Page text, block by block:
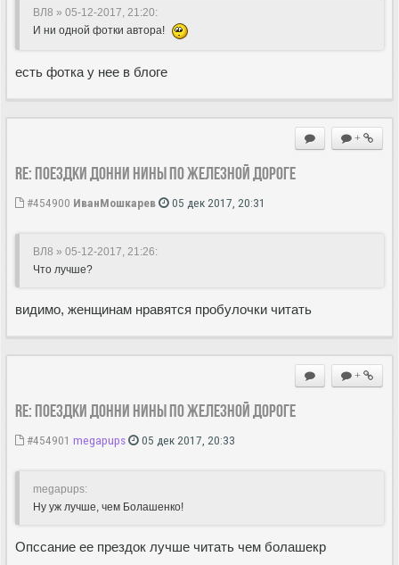
ВЛ8 » 05-12-2017, 21:20:
И ни одной фотки автора!
есть фотка у нее в блоге
+
Re: Поездки Донни Нины по железной дороге
#454900 ИванМошкарев 05 дек 2017, 20:31
ВЛ8 » 05-12-2017, 21:26:
Что лучше?
видимо, женщинам нравятся пробулочки читать
+
Re: Поездки Донни Нины по железной дороге
#454901 megapups 05 дек 2017, 20:33
megapups:
Ну уж лучше, чем Болашенко!
Опссание ее прездок лучше читать чем болашекр